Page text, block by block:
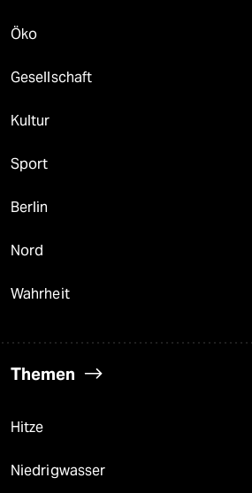
Öko
Gesellschaft
Kultur
Sport
Berlin
Nord
Wahrheit
Themen
Hitze
Niedrigwasser